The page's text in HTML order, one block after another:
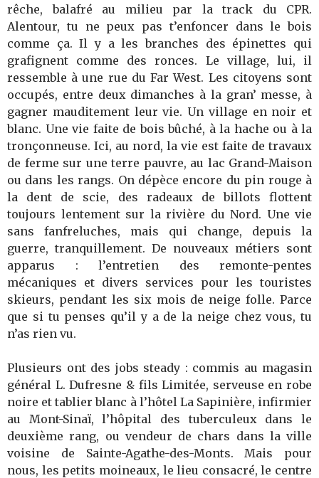
rêche, balafré au milieu par la track du CPR.
Alentour, tu ne peux pas t’enfoncer dans le bois
comme ça. Il y a les branches des épinettes qui
grafignent comme des ronces. Le village, lui, il
ressemble à une rue du Far West. Les citoyens sont
occupés, entre deux dimanches à la gran’ messe, à
gagner mauditement leur vie. Un village en noir et
blanc. Une vie faite de bois bûché, à la hache ou à la
tronçonneuse. Ici, au nord, la vie est faite de travaux
de ferme sur une terre pauvre, au lac Grand-Maison
ou dans les rangs. On dépèce encore du pin rouge à
la dent de scie, des radeaux de billots flottent
toujours lentement sur la rivière du Nord. Une vie
sans fanfreluches, mais qui change, depuis la
guerre, tranquillement. De nouveaux métiers sont
apparus : l’entretien des remonte-pentes
mécaniques et divers services pour les touristes
skieurs, pendant les six mois de neige folle. Parce
que si tu penses qu’il y a de la neige chez vous, tu
n’as rien vu.
Plusieurs ont des jobs steady : commis au magasin
général L. Dufresne & fils Limitée, serveuse en robe
noire et tablier blanc à l’hôtel La Sapinière, infirmier
au Mont-Sinaï, l’hôpital des tuberculeux dans le
deuxième rang, ou vendeur de chars dans la ville
voisine de Sainte-Agathe-des-Monts. Mais pour
nous, les petits moineaux, le lieu consacré, le centre